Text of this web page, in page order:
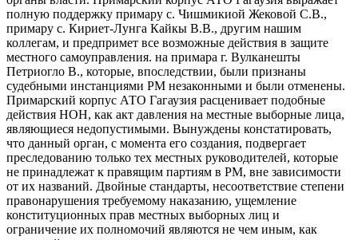
полную поддержку примару с. Чишмикиой Жековой С.В.,
примару с. Кириет-Лунга Кайкы В.В., другим нашим
коллегам, и предпримет все возможные действия в защите
местного самоуправления. на примара г. Вулканешты
Петриогло В., которые, впоследствии, были признаны
судебными инстанциями РМ незаконными и были отменены.
Примарский корпус АТО Гагаузия расценивает подобные
действия НОН, как акт давления на местные выборные лица,
являющиеся недопустимыми. Вынуждены констатировать,
что данный орган, с момента его создания, подвергает
преследованию только тех местных руководителей, которые
не принадлежат к правящим партиям в РМ, вне зависимости
от их названий. Двойные стандарты, несоответствие степени
правонарушения требуемому наказанию, ущемление
конституционных прав местных выборных лиц и
ограничение их полномочий являются не чем иным, как